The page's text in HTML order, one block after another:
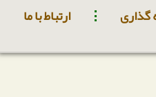
گذاری ارتباط با ما